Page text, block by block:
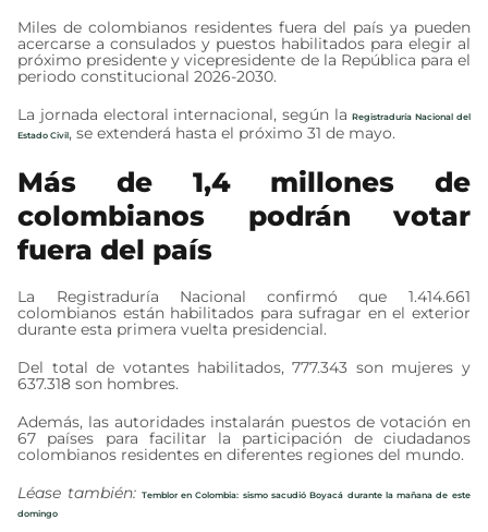
Miles de colombianos residentes fuera del país ya pueden
acercarse a consulados y puestos habilitados para elegir al
próximo presidente y vicepresidente de la República para el
periodo constitucional 2026-2030.
La jornada electoral internacional, según laRegistraduría Nacional del
Estado Civil, se extenderá hasta el próximo 31 de mayo.
Más de 1,4 millones de
colombianos podrán votar
fuera del país
La Registraduría Nacional confirmó que 1.414.661
colombianos están habilitados para sufragar en el exterior
durante esta primera vuelta presidencial.
Del total de votantes habilitados, 777.343 son mujeres y
637.318 son hombres.
Además, las autoridades instalarán puestos de votación en
67 países para facilitar la participación de ciudadanos
colombianos residentes en diferentes regiones del mundo.
Léase también: Temblor en Colombia: sismo sacudió Boyacá durante la mañana de este
domingo